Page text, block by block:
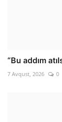
“Bu addım
7 Avqust, 2026 0